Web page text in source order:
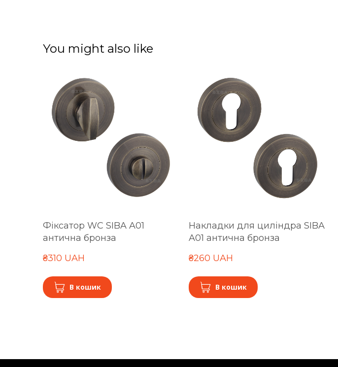
You might also like
Фіксатор WC SIBA A01
антична бронза
₴310 UAH
В кошик
Накладки для циліндра SIBA
A01 антична бронза
₴260 UAH
В кошик